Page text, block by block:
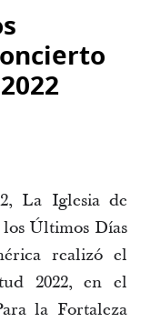
La Iglesia de
los Últimos Días
realizó el
2022, en el
la Fortaleza